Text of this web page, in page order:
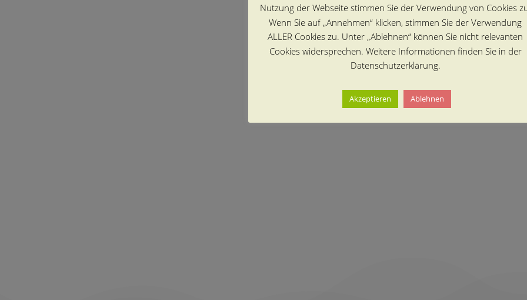
Nutzung der Webseite stimmen Sie der Verwendung von Cookies
Wenn Sie auf „Annehmen“ klicken, stimmen Sie der Verwendung
ALLER Cookies zu. Unter „Ablehnen“ können Sie nicht relevanten
Cookies widersprechen. Weitere Informationen finden Sie in der
Datenschutzerklärung.
Akzeptieren Ablehnen